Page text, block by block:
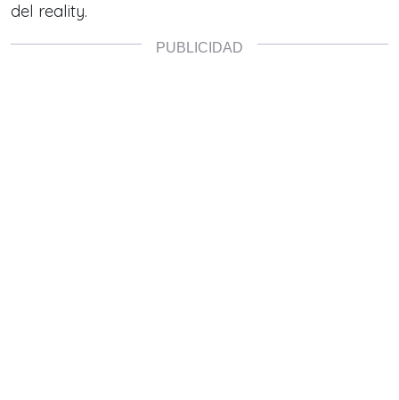
del reality.